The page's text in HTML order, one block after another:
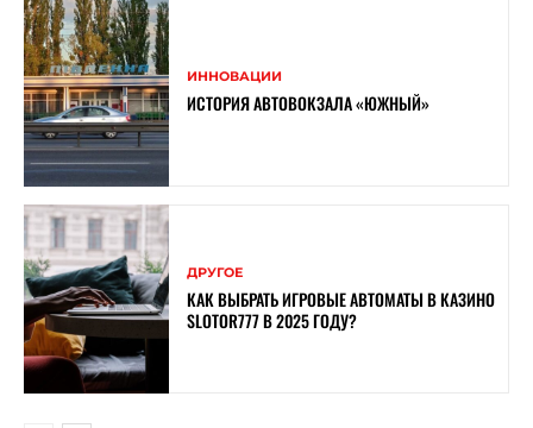
ИННОВАЦИИ
ИСТОРИЯ АВТОВОКЗАЛА «ЮЖНЫЙ»
ДРУГОЕ
КАК ВЫБРАТЬ ИГРОВЫЕ АВТОМАТЫ В КАЗИНО
SLOTOR777 В 2025 ГОДУ?